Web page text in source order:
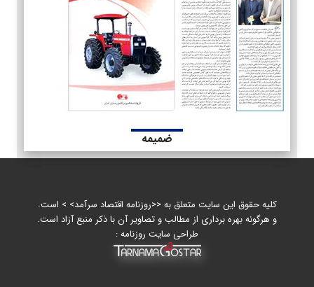
ضمیمه
کلیه حقوق این سایت متعلق به <<روزنامه اقتصاد سرآمد> > است.
و هرگونه بهره برداری از مطالب و تصاویر آن با ذکر منبع آزاد است.
طراحی سایت روزنامه :